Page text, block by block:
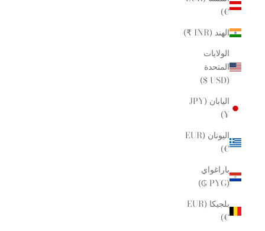
€)
الهند (INR ₹)
الولايات
المتحدة
(USD $)
اليابان (JPY
¥)
اليونان (EUR
€)
باراغواي
(PYG ₲)
بلجيكا (EUR
€)